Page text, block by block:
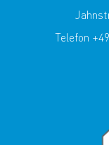
Telefon